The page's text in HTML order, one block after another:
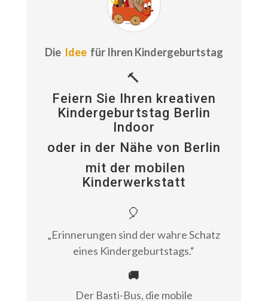
Die Ideefür Ihren Kindergeburtstag
🔨
Feiern Sie Ihren kreativen
Kindergeburtstag Berlin
Indoor
oder in der Nähe von Berlin
mit der mobilen
Kinderwerkstatt
🎈
„Erinnerungen sind der wahre Schatz
eines Kindergeburtstags.“
🚚
Der Basti-Bus, die mobile